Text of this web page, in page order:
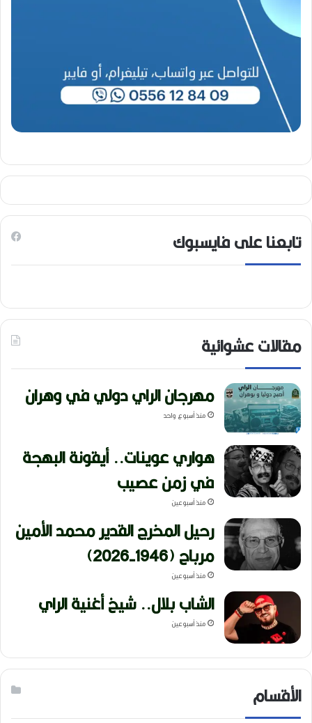
تابعنا على فايسبوك
مقالات عشوائية
مهرجان الراي دولي في وهران
منذ أسبوع واحد
هواري عوينات.. أيقونة البهجة
في زمن عصيب
منذ أسبوعين
رحيل المخرج القدير محمد الأمين
مرباح (1946-2026)
منذ أسبوعين
الشاب بلال.. شيخ أغنية الراي
منذ أسبوعين
الأقسام